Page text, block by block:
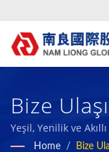
Bize
Yüksek
Yeşil, Yenilik ve
kompozit malzeme
Home / Bize